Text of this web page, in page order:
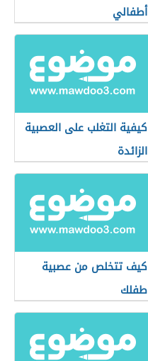
أطفالي
كيفية التغلب على العصبية
الزائدة
كيف تتخلص من عصبية
طفلك